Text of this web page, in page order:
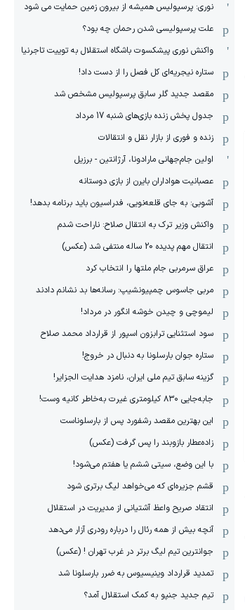
نوری: پرسپولیس همیشه از بیرون زمین حمایت می شود
علت پرسپولیسی شدن رحمان چه بود؟
واکنش نوری پیشکسوت باشگاه استقلال به توییت تاجرنیا
ستاره نیجریه‌ای کل فصل را از دست داد!
مقصد جدید گلر سابق پرسپولیس مشخص شد
جدول پخش زنده بازی‌های شنبه 17 مرداد
زنده و فوری از بازار نقل و انتقالات
اولین جام‌جهانی مارادونا، آرژانتین - برزیل
عصبانیت هواداران بایرن از بازی دوستانه
آشوبی: به جای قلعه‌نویی، فدراسیون باید برنامه بدهد!
واکنش وزیر ترک به انتقال صلاح: ناراحت شدم
انتقال مهم پدیده 20 ساله منتفی شد (عکس)
عراق سرمربی جام ملتها را انتخاب کرد
مربی جاسوس چمپیونشیپ: رسانه‌ها بد نشانم دادند
لیموچی و چیدن خوشه انگور در مرداد!
سود استثنایی ترابزون اسپور از قرارداد محمد صلاح
ستاره جوان بارسلونا به دنبال در خروج!
گزینه سابق تیم ملی ایران، نامزد هدایت الجزایر!
جابه‌جایی ۸۳۰ کیلومتری غیرت به‌خاطر کانیه وست!
این بهترین مقصد رشفورد پس از بارسلوناست
زاده‌عطار بازوبند را پس گرفت (عکس)
با این وضع، سیتی ششم یا هفتم می‌شود!
قشم جزیره‌ای که می‌خواهد لیگ برتری شود
انتقاد صریح واعظ آشتیانی از مدیریت در استقلال
آنچه بیش از همه رئال را درباره رودری آزار می‌دهد
جوانترین تیم لیگ برتر در غرب تهران ! (عکس)
تمدید قرارداد وینیسیوس به ضرر بارسلونا شد
تیم جدید جنپو به کمک استقلال آمد؟